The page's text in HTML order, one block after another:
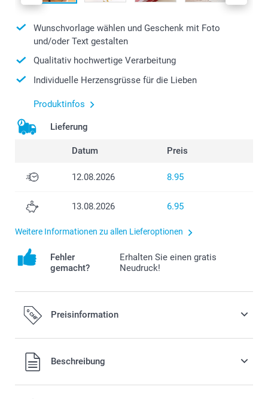
Wunschvorlage wählen und Geschenk mit Foto
und/oder Text gestalten
Qualitativ hochwertige Verarbeitung
Individuelle Herzensgrüsse für die Lieben
Produktinfos
Lieferung
Datum Preis
12.08.2026 8.95
13.08.2026 6.95
Weitere Informationen zu allen Lieferoptionen
Fehler
gemacht?
Erhalten Sie einen gratis
Neudruck!
Preisinformation
Alle Preise verstehen sich in Schweizer Franken (CHF) inkl.
MwSt. und zzgl. Versandkosten.
Beschreibung